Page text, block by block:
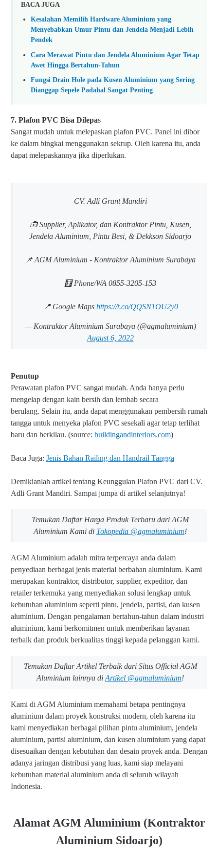
BACA JUGA
Kesalahan Memilih Hardware Aluminium yang
Menyebabkan Umur Pintu dan Jendela Menjadi Lebih
Pendek
Cara Merawat Pintu dan Jendela Aluminium Agar Tetap
Awet Hingga Bertahun-Tahun
Fungsi Drain Hole pada Kusen Aluminium yang Sering
Dianggap Sepele Padahal Sangat Penting
7. Plafon PVC Bisa Dilepas
Sangat mudah untuk melepaskan plafon PVC. Panel ini dibor
ke dalam bingkai menggunakan sekrup. Oleh karena itu, anda
dapat melepaskannya jika diperlukan.
CV. Adli Grant Mandiri
🧰 Supplier, Aplikator, dan Kontraktor Pintu, Kusen,
Jendela Aluminium, Pintu Besi, & Dekkson Sidoarjo
📌 AGM Aluminium - Kontraktor Aluminium Surabaya
🧮 Phone/WA 0855-3205-153
📍 Google Maps https://t.co/QQSN1OU2y0
— Kontraktor Aluminium Surabaya (@agmaluminium)
August 6, 2022
Penutup
Perawatan plafon PVC sangat mudah. Anda hanya perlu
mengelap dengan kain bersih dan lembab secara
berulang. Selain itu, anda dapat menggunakan pembersih rumah
tangga untuk menyeka plafon PVC sesekali agar tetap terlihat
baru dan berkilau. (source: buildingandinteriors.com)
Baca Juga: Jenis Bahan Railing dan Handrail Tangga
Demikianlah artikel tentang Keunggulan Plafon PVC dari CV.
Adli Grant Mandiri. Sampai jumpa di artikel selanjutnya!
Temukan Daftar Harga Produk Terbaru dari AGM
Aluminium Kami di Tokopedia @agmaluminium!
AGM Aluminium adalah mitra terpercaya anda dalam
penyediaan berbagai jenis material berbahan aluminium. Kami
merupakan kontraktor, distributor, supplier, expeditor, dan
retailer terkemuka yang menyediakan solusi lengkap untuk
kebutuhan aluminium seperti pintu, jendela, partisi, dan kusen
aluminium. Dengan pengalaman bertahun-tahun dalam industri
aluminium, kami berkomitmen untuk memberikan layanan
terbaik dan produk berkualitas tinggi kepada pelanggan kami.
Temukan Daftar Artikel Terbaik dari Situs Official AGM
Aluminium lainnya di Artikel @agmaluminium!
Kami di AGM Aluminium memahami betapa pentingnya
aluminium dalam proyek konstruksi modern, oleh karena itu
kami menyediakan berbagai pilihan pintu aluminium, jendela
aluminium, partisi aluminium, dan kusen aluminium yang dapat
disesuaikan dengan kebutuhan dan desain proyek anda. Dengan
adanya jaringan distribusi yang luas, kami siap melayani
kebutuhan material aluminium anda di seluruh wilayah
Indonesia.
Alamat AGM Aluminium (Kontraktor
Aluminium Sidoarjo)